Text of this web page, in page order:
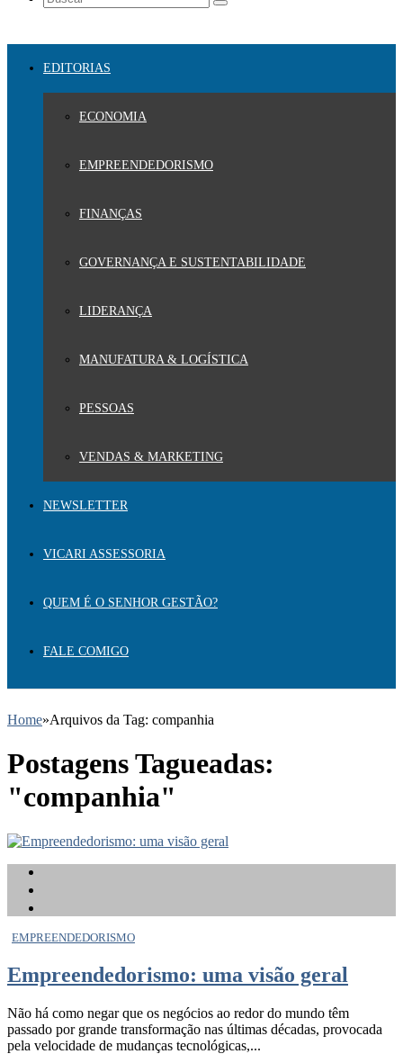
EDITORIAS
ECONOMIA
EMPREENDEDORISMO
FINANÇAS
GOVERNANÇA E SUSTENTABILIDADE
LIDERANÇA
MANUFATURA & LOGÍSTICA
PESSOAS
VENDAS & MARKETING
NEWSLETTER
VICARI ASSESSORIA
QUEM É O SENHOR GESTÃO?
FALE COMIGO
Home»Arquivos da Tag: companhia
Postagens Tagueadas:
"companhia"
EMPREENDEDORISMO
Empreendedorismo: uma visão geral
Não há como negar que os negócios ao redor do mundo têm
passado por grande transformação nas últimas décadas, provocada
pela velocidade de mudanças tecnológicas,...